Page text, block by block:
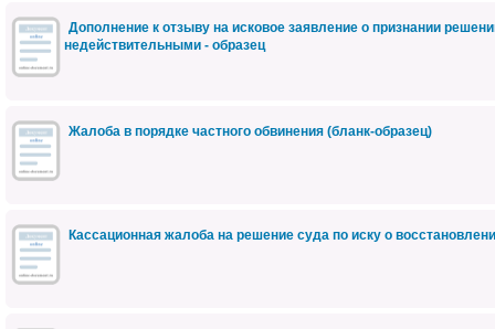
Дополнение к отзыву на исковое заявление о признании
недействительными - образец
Жалоба в порядке частного обвинения (бланк-образец)
Кассационная жалоба на решение суда по иску о